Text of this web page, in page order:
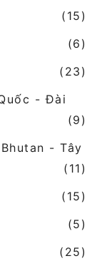
(15)
(6)
(23)
- Đài
(9)
- Tây
(11)
(15)
(5)
(25)